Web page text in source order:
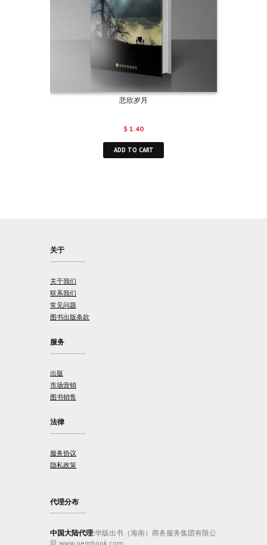
悲欣岁月
$ 1.40
ADD TO CART
关于
关于我们
联系我们
常见问题
图书出版条款
服务
出版
市场营销
图书销售
法律
服务协议
隐私政策
代理分布
中国大陆代理:华版出书（海南）商务服务集团有限公
司 www.oembook.com